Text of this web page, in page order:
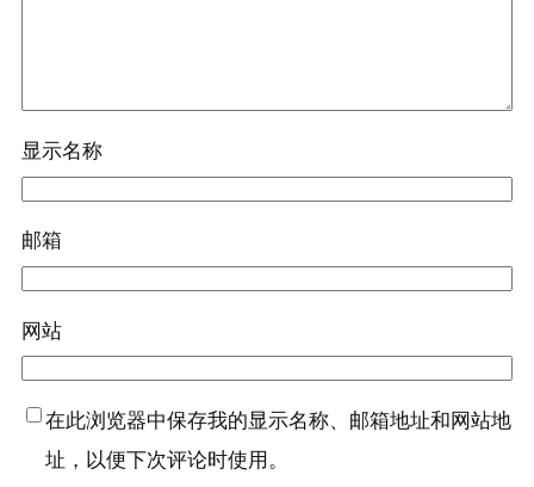
显示名称
邮箱
网站
在此浏览器中保存我的显示名称、邮箱地址和网站地
址，以便下次评论时使用。